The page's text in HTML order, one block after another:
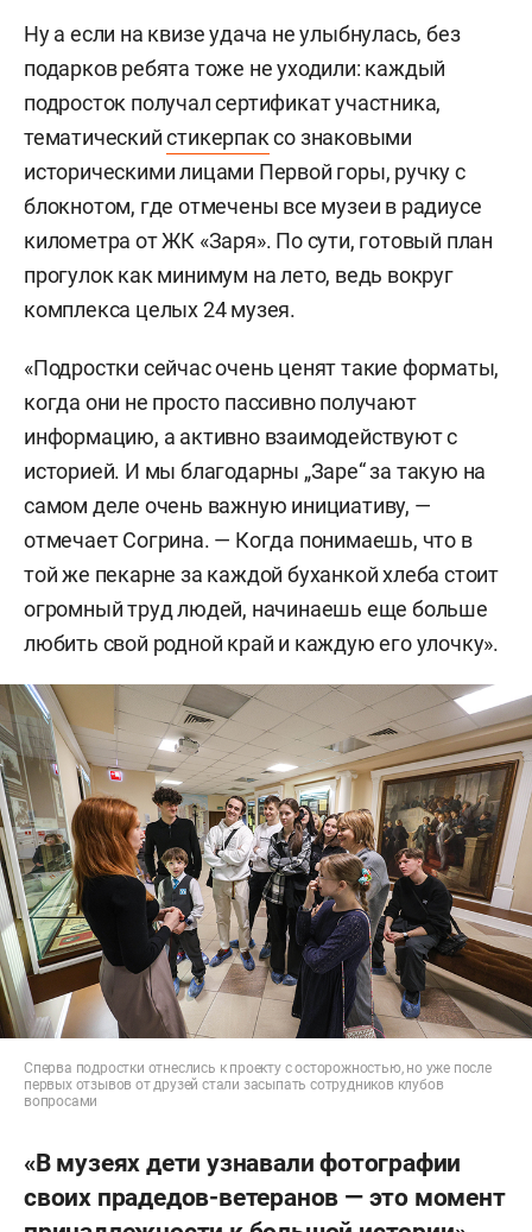
Ну а если на квизе удача не улыбнулась, без
подарков ребята тоже не уходили: каждый
подросток получал сертификат участника,
тематическийстикерпаксо знаковыми
историческими лицами Первой горы, ручку с
блокнотом, где отмечены все музеи в радиусе
километра от ЖК «Заря». По сути, готовый план
прогулок как минимум на лето, ведь вокруг
комплекса целых 24 музея.
«Подростки сейчас очень ценят такие форматы,
когда они не просто пассивно получают
информацию, а активно взаимодействуют с
историей. И мы благодарны „Заре“ за такую на
самом деле очень важную инициативу, —
отмечает Согрина. — Когда понимаешь, что в
той же пекарне за каждой буханкой хлеба стоит
огромный труд людей, начинаешь еще больше
любить свой родной край и каждую его улочку».
Сперва подростки отнеслись к проекту с осторожностью, но уже после
первых отзывов от друзей стали засыпать сотрудников клубов
вопросами
«В музеях дети узнавали фотографии
своих прадедов-ветеранов — это момент